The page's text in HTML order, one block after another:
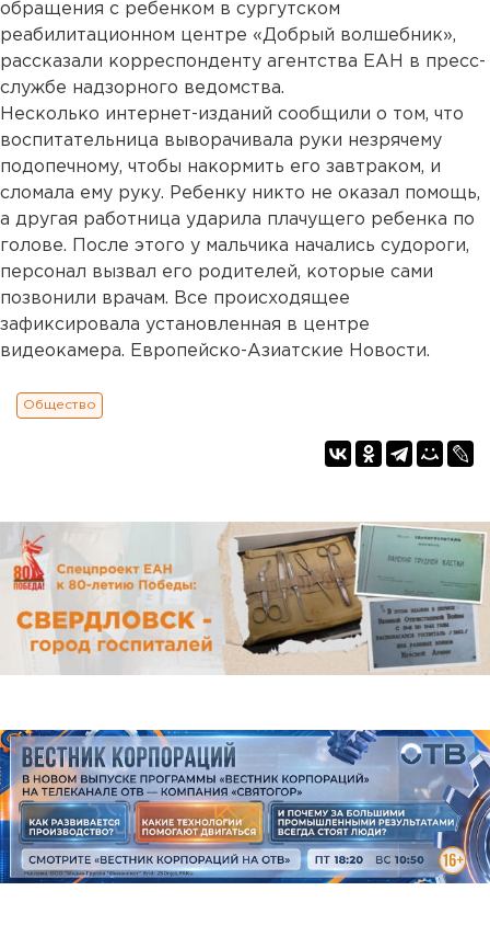
обращения с ребенком в сургутском
реабилитационном центре «Добрый волшебник»,
рассказали корреспонденту агентства ЕАН в пресс-
службе надзорного ведомства.
Несколько интернет-изданий сообщили о том, что
воспитательница выворачивала руки незрячему
подопечному, чтобы накормить его завтраком, и
сломала ему руку. Ребенку никто не оказал помощь,
а другая работница ударила плачущего ребенка по
голове. После этого у мальчика начались судороги,
персонал вызвал его родителей, которые сами
позвонили врачам. Все происходящее
зафиксировала установленная в центре
видеокамера. Европейско-Азиатские Новости.
Общество